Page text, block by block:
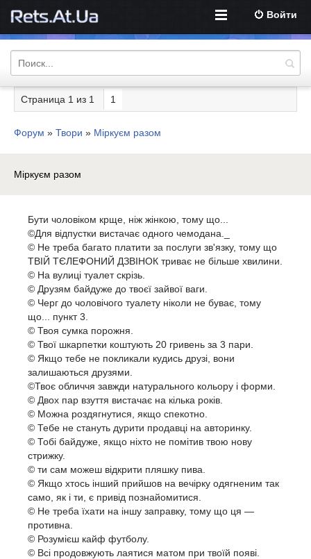
Войти
Страница 1 из 1 1
Форум » Твори » Міркуєм разом
Міркуєм разом
Бути чоловіком крще, ніж жінкою, тому що...
©Для відпустки вистачає одного чемодана._
© Не треба багато платити за послуги зв'язку, тому що
ТВІЙ ТЄЛЕФОНИЙ ДЗВІНОК триває не більше хвилини.
© На вулиці туалет скрізь.
© Друзям байдуже до твоєї зайвої ваги.
© Черг до чоловічого туалету ніколи не буває, тому
що... пункт 3.
© Твоя сумка порожня.
© Твої шкарпетки коштують 20 гривень за 3 пари.
© Якщо тебе не покликали кудись друзі, вони
залишаються друзями.
©Твоє обличчя завжди натурального кольору і форми.
© Двох пар взуття вистачає на кілька років.
© Можна роздягнутися, якщо спекотно.
© Тебе не стануть дурити продавці на авторинку.
© Тобі байдуже, якщо ніхто не помітив твою нову
стрижку.
© ти сам можеш відкрити пляшку пива.
© Якщо хтось інший прийшов на вечірку одягненим так
само, як і ти, є привід познайомитися.
© Не треба їхати на іншу заправку, тому що ця —
противна.
© Розумієш кайф футболу.
© Всі продовжують лаятися матом при твоїй появі.